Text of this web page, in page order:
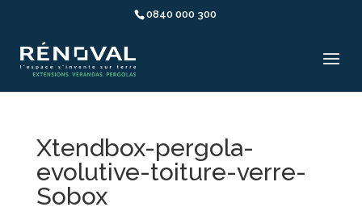
0840 000 300
Xtendbox-pergola-
evolutive-toiture-verre-
Sobox